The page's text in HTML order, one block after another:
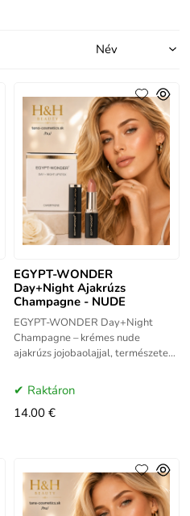
EGYPT-WONDER
Day+Night Ajakrúzs
Champagne - NUDE
EGYPT-WONDER Day+Night
Champagne – krémes nude
ajakrúzs jojobaolajjal, természetes
Elegáns, ápolt ajkak minden napra.
Az EGYPT-WONDER
Raktáron
14.00 €